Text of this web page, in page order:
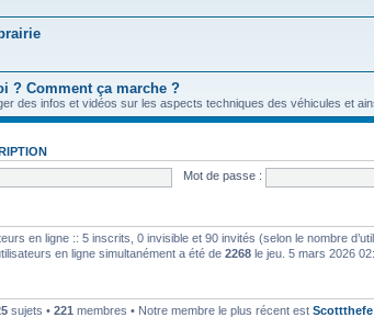
? Comment ça marche ?
des infos et vidéos sur les aspects techniques des véhicules et
Mot de passe :
en ligne :: 5 inscrits, 0 invisible et 90 invités (selon le nombre
en ligne simultanément a été de 2268 le jeu. 5 mars 2026
sujets • 221 membres • Notre membre le plus récent est Scottthefe